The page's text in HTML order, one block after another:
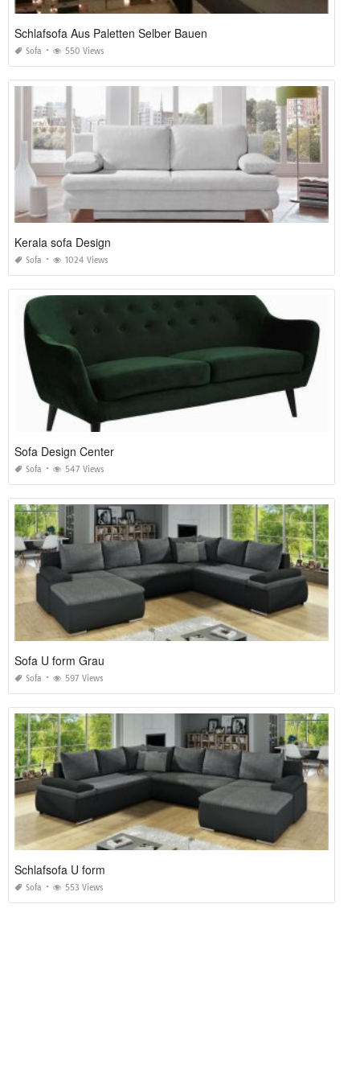
Schlafsofa Aus Paletten Selber Bauen
Sofa 550 Views
Kerala sofa Design
Sofa 1024 Views
Sofa Design Center
Sofa 547 Views
Sofa U form Grau
Sofa 597 Views
Schlafsofa U form
Sofa 553 Views